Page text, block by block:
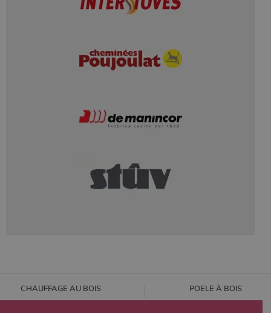
CHAUFFAGE AU BOIS POELE À BOIS